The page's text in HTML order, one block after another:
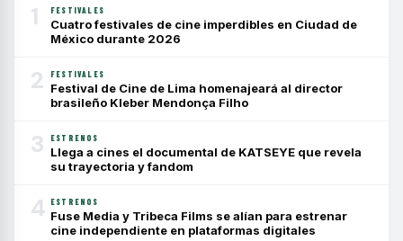
1 FESTIVALES
Cuatro festivales de cine imperdibles en Ciudad de
México durante 2026
2 FESTIVALES
Festival de Cine de Lima homenajeará al director
brasileño Kleber Mendonça Filho
3 ESTRENOS
Llega a cines el documental de KATSEYE que revela
su trayectoria y fandom
4 ESTRENOS
Fuse Media y Tribeca Films se alían para estrenar
cine independiente en plataformas digitales